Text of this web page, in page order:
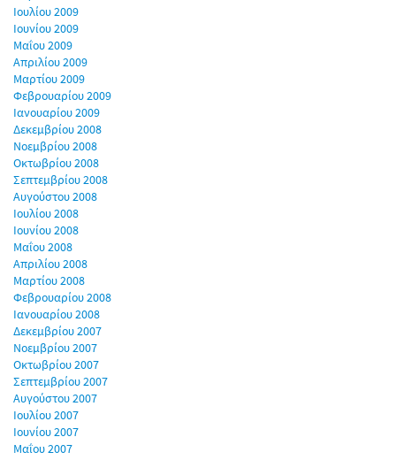
Ιουλίου 2009
Ιουνίου 2009
Μαΐου 2009
Απριλίου 2009
Μαρτίου 2009
Φεβρουαρίου 2009
Ιανουαρίου 2009
Δεκεμβρίου 2008
Νοεμβρίου 2008
Οκτωβρίου 2008
Σεπτεμβρίου 2008
Αυγούστου 2008
Ιουλίου 2008
Ιουνίου 2008
Μαΐου 2008
Απριλίου 2008
Μαρτίου 2008
Φεβρουαρίου 2008
Ιανουαρίου 2008
Δεκεμβρίου 2007
Νοεμβρίου 2007
Οκτωβρίου 2007
Σεπτεμβρίου 2007
Αυγούστου 2007
Ιουλίου 2007
Ιουνίου 2007
Μαΐου 2007